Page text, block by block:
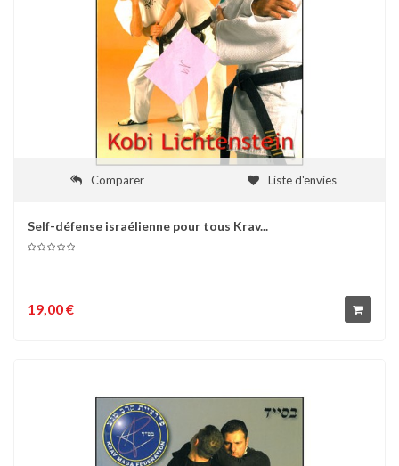
Comparer Liste d'envies
Self-défense israélienne pour tous Krav...
19,00 €